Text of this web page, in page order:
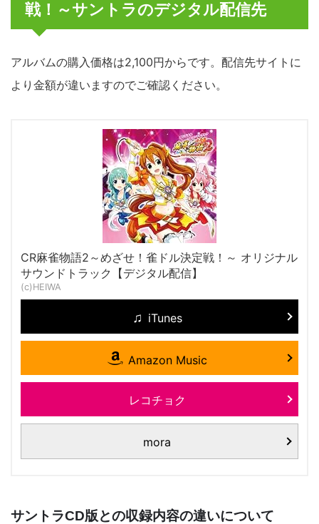
戦！～サントラのデジタル配信先
アルバムの購入価格は2,100円からです。配信先サイトに
より金額が違いますのでご確認ください。
CR麻雀物語2～めざせ！雀ドル決定戦！～ オリジナル
サウンドトラック【デジタル配信】
(c)HEIWA
iTunes
Amazon Music
レコチョク
mora
サントラCD版との収録内容の違いについて